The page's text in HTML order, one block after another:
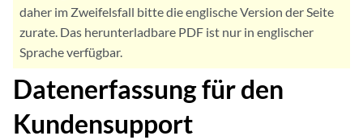
daher im Zweifelsfall bitte die englische Version der Seite
zurate. Das herunterladbare PDF ist nur in englischer
Sprache verfügbar.
Datenerfassung für den
Kundensupport